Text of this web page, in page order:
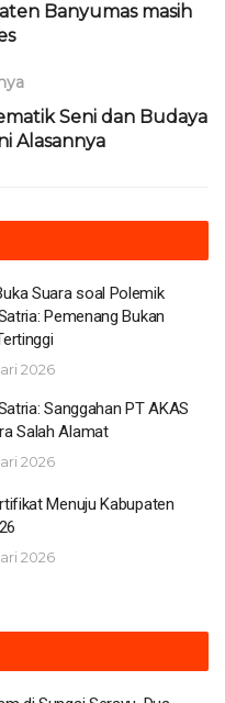
Banyumas masih
Seni dan Budaya
Alasannya
Suara soal Polemik
Pemenang Bukan
2026
Sanggahan PT AKAS
Salah Alamat
2026
Menuju Kabupaten
2026